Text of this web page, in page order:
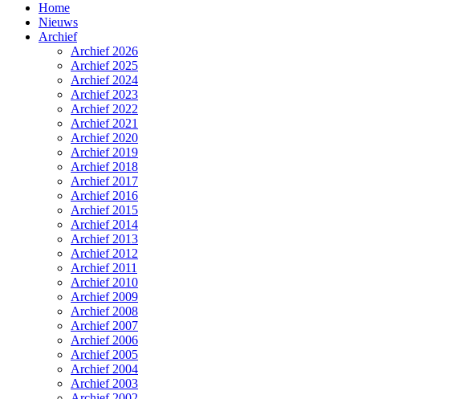
Home
Nieuws
Archief
Archief 2026
Archief 2025
Archief 2024
Archief 2023
Archief 2022
Archief 2021
Archief 2020
Archief 2019
Archief 2018
Archief 2017
Archief 2016
Archief 2015
Archief 2014
Archief 2013
Archief 2012
Archief 2011
Archief 2010
Archief 2009
Archief 2008
Archief 2007
Archief 2006
Archief 2005
Archief 2004
Archief 2003